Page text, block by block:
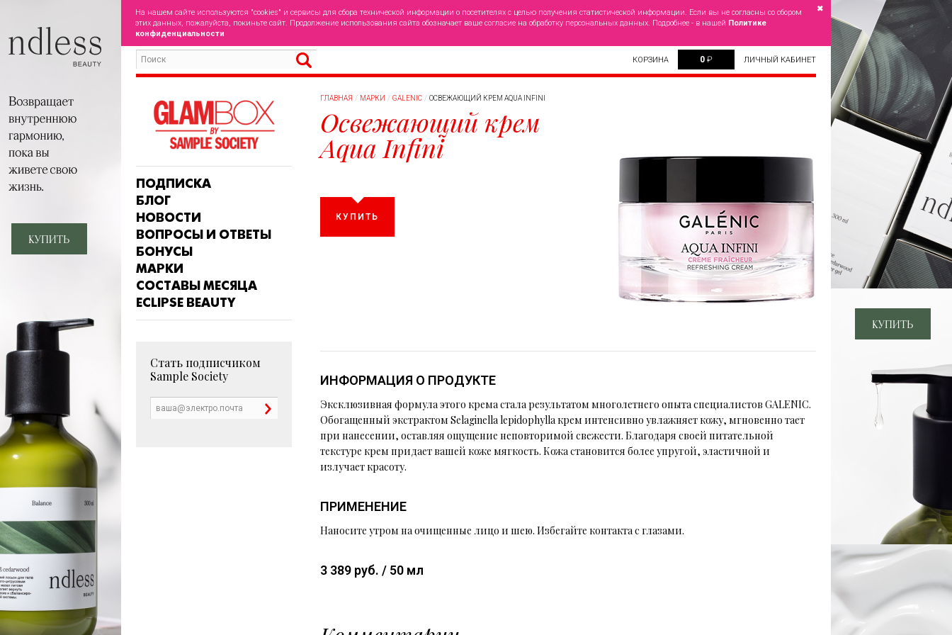
На нашем сайте используются "cookies" и сервисы для сбора технической информации о посетителях с целью получения статистической информации. Если вы не согласны со сбором
этих данных, пожалуйста, покиньте сайт. Продолжение использования сайта обозначает ваше согласие на обработку персональных данных. Подробнее - в нашей Политике
конфиденциальности
✖
КОРЗИНА 0 ₽ ЛИЧНЫЙ КАБИНЕТ
ПОДПИСКА
БЛОГ
НОВОСТИ
ВОПРОСЫ И ОТВЕТЫ
БОНУСЫ
МАРКИ
СОСТАВЫ МЕСЯЦА
ECLIPSE BEAUTY
Стать подписчиком
Sample Society
ГЛАВНАЯ МАРКИ GALENIC ОСВЕЖАЮЩИЙ КРЕМ AQUA INFINI
Освежающий крем
Aqua Infini
КУПИТЬ
ИНФОРМАЦИЯ О ПРОДУКТЕ
Эксклюзивная формула этого крема стала результатом многолетнего опыта специалистов GALENIC.
Обогащенный экстрактом Selaginella lepidophylla крем интенсивно увлажняет кожу, мгновенно тает
при нанесении, оставляя ощущение неповторимой свежести. Благодаря своей питательной
текстуре крем придает вашей коже мягкость. Кожа становится более упругой, эластичной и
излучает красоту.
ПРИМЕНЕНИЕ
Наносите утром на очищенные лицо и шею. Избегайте контакта с глазами.
3 389 руб. / 50 мл